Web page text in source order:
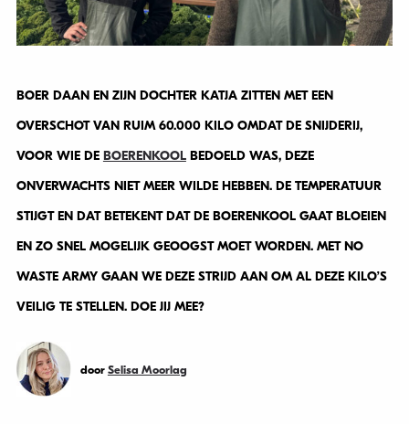
BOER DAAN EN ZIJN DOCHTER KATJA ZITTEN MET EEN
OVERSCHOT VAN RUIM 60.000 KILO OMDAT DE SNIJDERIJ,
VOOR WIE DE BOERENKOOLBEDOELD WAS, DEZE
ONVERWACHTS NIET MEER WILDE HEBBEN. DE TEMPERATUUR
STIJGT EN DAT BETEKENT DAT DE BOERENKOOL GAAT BLOEIEN
EN ZO SNEL MOGELIJK GEOOGST MOET WORDEN. MET NO
WASTE ARMY GAAN WE DEZE STRIJD AAN OM AL DEZE KILO’S
VEILIG TE STELLEN. DOE JIJ MEE?
door Selisa Moorlag